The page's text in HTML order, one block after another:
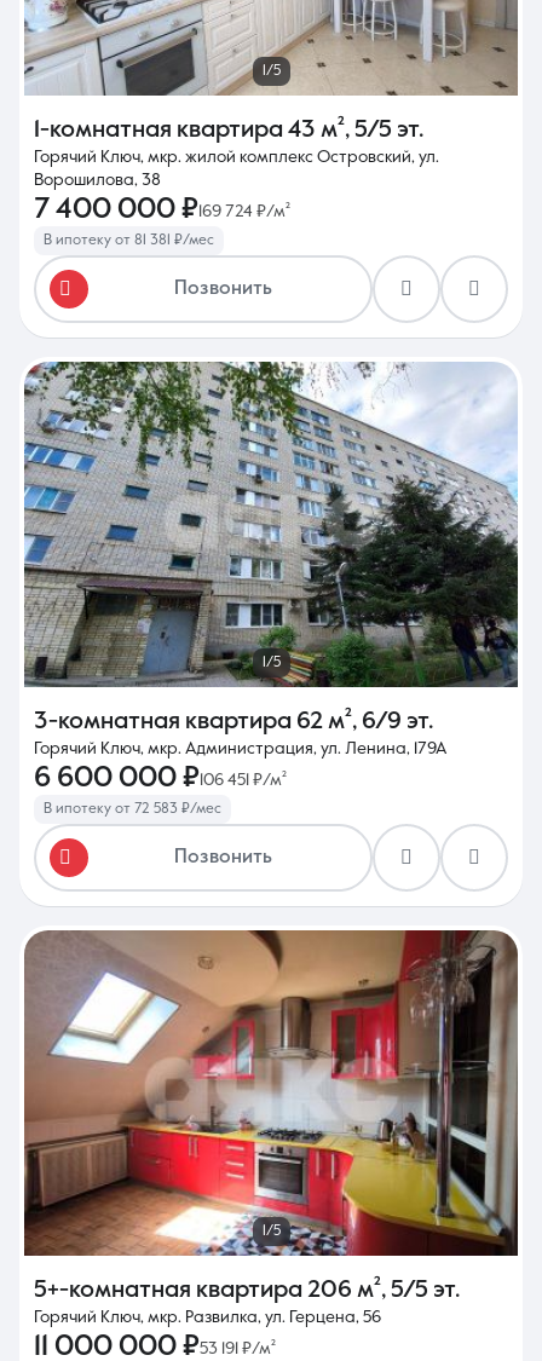
1/5
1-комнатная квартира 43 м², 5/5 эт.
Горячий Ключ, мкр. жилой комплекс Островский, ул.
Ворошилова, 38
7 400 000 ₽169 724 ₽/м²
В ипотеку от 81 381 ₽/мес
Позвонить
1/5
3-комнатная квартира 62 м², 6/9 эт.
Горячий Ключ, мкр. Администрация, ул. Ленина, 179А
6 600 000 ₽106 451 ₽/м²
В ипотеку от 72 583 ₽/мес
Позвонить
1/5
5+-комнатная квартира 206 м², 5/5 эт.
Горячий Ключ, мкр. Развилка, ул. Герцена, 56
11 000 000 ₽53 191 ₽/м²